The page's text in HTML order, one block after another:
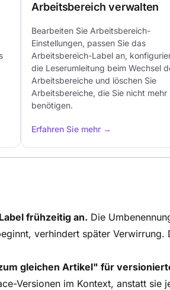
Arbeitsbereich verwalten
Bearbeiten Sie Arbeitsbereich-
Einstellungen, passen Sie das
Arbeitsbereich-Label an,
die Leserumleitung beim Wechsel
Arbeitsbereiche und löschen Sie
Arbeitsbereiche, die Sie nicht mehr
benötigen.
Erfahren Sie mehr →
frühzeitig an. Die
verhindert später
gleichen Artikel" für
Versionen im Kontext, anstatt sie